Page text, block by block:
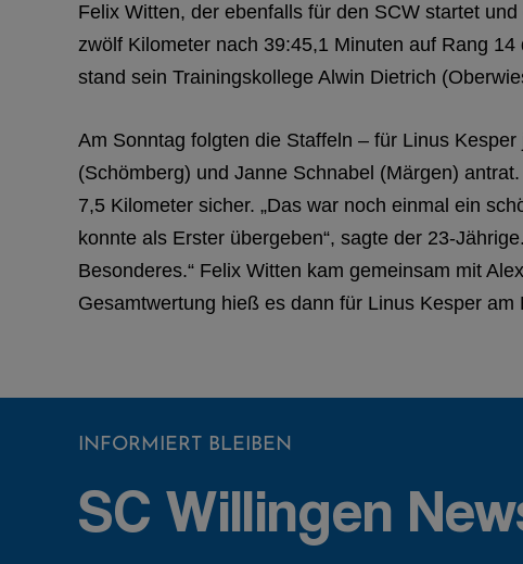
Felix Witten, der ebenfalls für den SCW startet
zwölf Kilometer nach 39:45,1 Minuten auf Rang
stand sein Trainingskollege Alwin Dietrich
Am Sonntag folgten die Staffeln – für Linus
(Schömberg) und Janne Schnabel (Märgen)
7,5 Kilometer sicher. „Das war noch einmal ein
konnte als Erster übergeben“, sagte der 23-
Besonderes.“ Felix Witten kam gemeinsam mit
Gesamtwertung hieß es dann für Linus Kesper
INFORMIERT BLEIBEN
SC Willingen